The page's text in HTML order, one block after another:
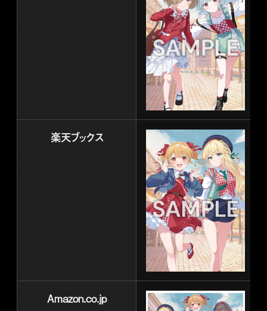
楽天ブックス
Amazon.co.jp